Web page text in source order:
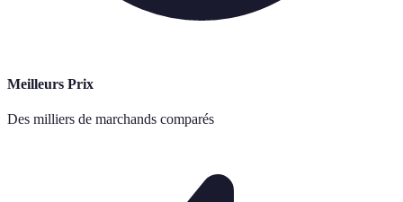
Meilleurs Prix
Des milliers de marchands comparés